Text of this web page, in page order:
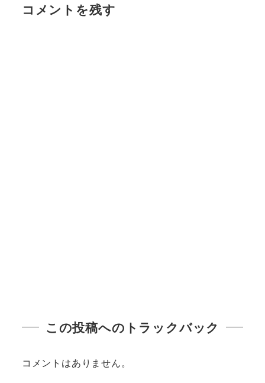
コメントを残す
この投稿へのトラックバック
コメントはありません。